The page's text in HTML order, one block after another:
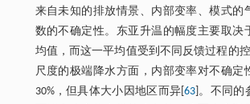
来自未知的排放情景、内部变率、模式的
数的不确定性。东亚升温的幅度主要取决
均值，而这一平均值受到不同反馈过程的控
尺度的极端降水方面，内部变率对不确定
30%，但具体大小因地区而异[63 ]。不同的